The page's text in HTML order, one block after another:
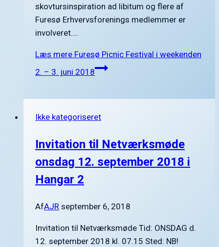
skovtursinspiration ad libitum og flere af
Furesø Erhvervsforenings medlemmer er
involveret….
Læs mere Furesø Picnic Festival i weekenden
2. – 3. juni 2018
Ikke kategoriseret
Invitation til Netværksmøde
onsdag 12. september 2018 i
Hangar 2
AfAJR september 6, 2018
Invitation til Netværksmøde Tid: ONSDAG d.
12. september 2018 kl. 07.15 Sted: NB!